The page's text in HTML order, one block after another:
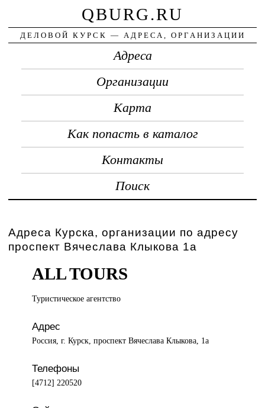
QBURG.RU
ДЕЛОВОЙ КУРСК — АДРЕСА, ОРГАНИЗАЦИИ
Адреса
Организации
Карта
Как попасть в каталог
Контакты
Поиск
Адреса Курска, организации по адресу
проспект Вячеслава Клыкова 1а
ALL TOURS
Туристическое агентство
Адрес
Россия, г. Курск, проспект Вячеслава Клыкова, 1а
Телефоны
[4712] 220520